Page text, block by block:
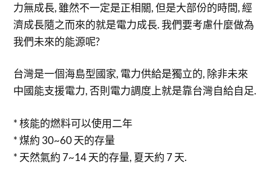
力無成長, 雖然不一定是正相關, 但是大部份的時間, 經
濟成長隨之而來的就是電力成長. 我們要考慮什麼做為
我們未來的能源呢?
台灣是一個海島型國家, 電力供給是獨立的, 除非未來
中國能支援電力, 否則電力調度上就是靠台灣自給自足.
* 核能的燃料可以使用二年
* 煤約 30~60 天的存量
* 天然氣約 7~14 天的存量, 夏天約 7 天.